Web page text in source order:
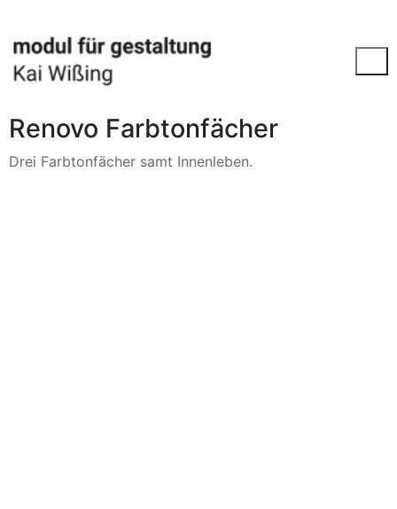
Renovo Farbtonfächer
Drei Farbtonfächer samt Innenleben.